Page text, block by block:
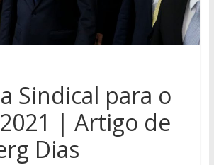
Sindical para o
| Artigo de
Dias